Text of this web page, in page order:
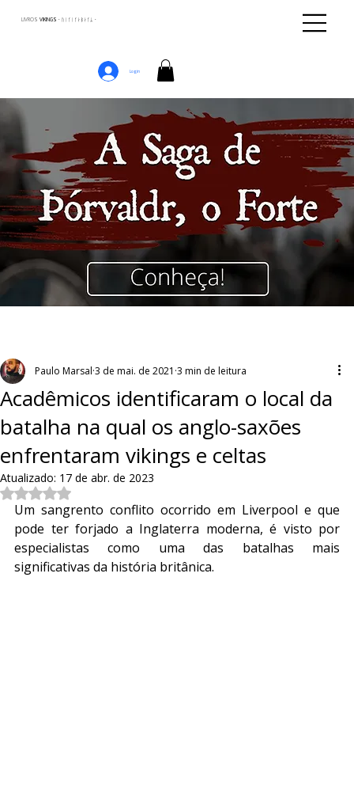
LIVROS VIKINGS · ᚢᛁᚴᛁᚴᛅᛒᛅᚴᛦ ·
Login
Acadêmicos identificaram o local da
batalha na qual os anglo-saxões
enfrentaram vikings e celtas
Paulo Marsal 3 de mai. de 2021 3 min de leitura
Atualizado: 17 de abr. de 2023
Avaliado com NaN de 5 estrelas.
Um sangrento conflito ocorrido em Liverpool e que
pode ter forjado a Inglaterra moderna, é visto por
especialistas como uma das batalhas mais
significativas da história britânica.